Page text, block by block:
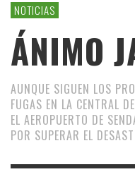
NOTICIAS
ÁNIMO
AUNQUE SIGUEN LOS
FUGAS EN LA CENTRAL
EL AEROPUERTO DE
POR SUPERAR EL